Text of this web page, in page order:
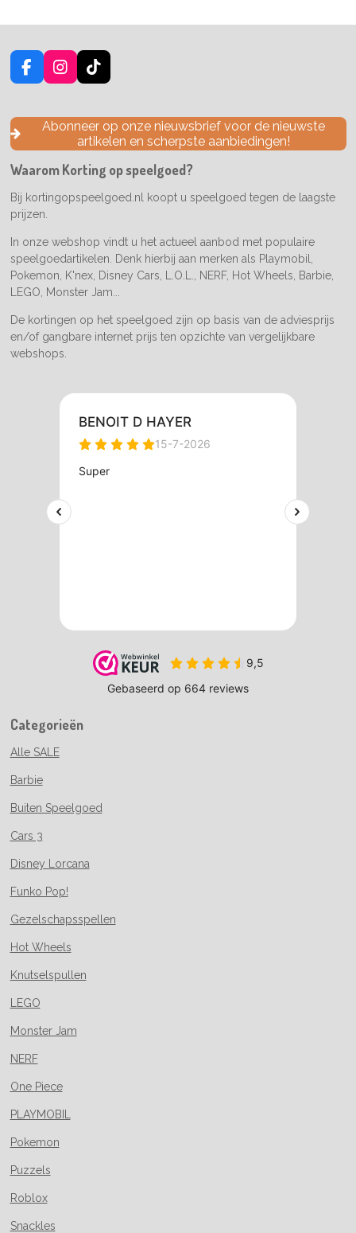
F
a
e
o
k
I
n
t
a
g
a
m
T
i
T
o
k
Abonneer op onze nieuwsbrief voor de nieuwste
artikelen en scherpste aanbiedingen!
Waarom Korting op speelgoed?
Bij kortingopspeelgoed.nl koopt u speelgoed tegen de laagste
prijzen.
In onze webshop vindt u het actueel aanbod met populaire
speelgoedartikelen. Denk hierbij aan merken als Playmobil,
Pokemon, K'nex, Disney Cars, L.O.L., NERF, Hot Wheels, Barbie,
LEGO, Monster Jam...
De kortingen op het speelgoed zijn op basis van de adviesprijs
en/of gangbare internet prijs ten opzichte van vergelijkbare
webshops.
Categorieën
Alle SALE
Barbie
Buiten Speelgoed
Cars 3
Disney Lorcana
Funko Pop!
Gezelschapsspellen
Hot Wheels
Knutselspullen
LEGO
Monster Jam
NERF
One Piece
PLAYMOBIL
Pokemon
Puzzels
Roblox
Snackles